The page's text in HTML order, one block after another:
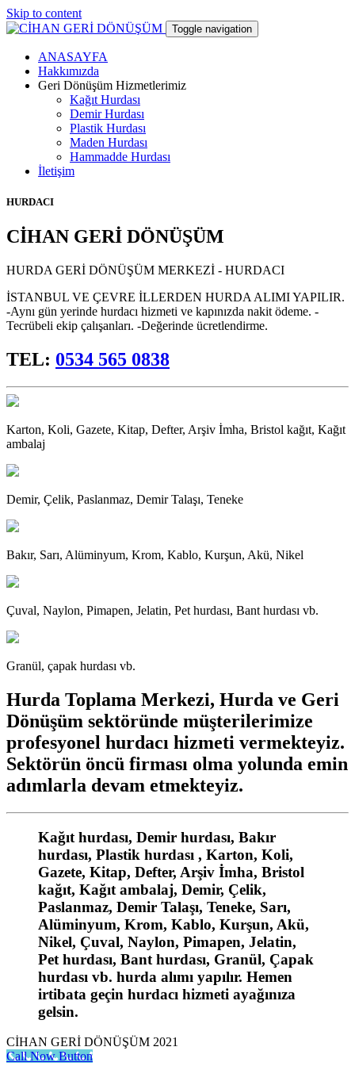
Skip to content
CİHAN GERİ DÖNÜŞÜM
Toggle navigation
ANASAYFA
Hakkımızda
Geri Dönüşüm Hizmetlerimiz
Kağıt Hurdası
Demir Hurdası
Plastik Hurdası
Maden Hurdası
Hammadde Hurdası
İletişim
HURDACI
CİHAN GERİ DÖNÜŞÜM
HURDA GERİ DÖNÜŞÜM MERKEZİ - HURDACI
İSTANBUL VE ÇEVRE İLLERDEN HURDA ALIMI YAPILIR.
-Aynı gün yerinde hurdacı hizmeti ve kapınızda nakit ödeme. -
Tecrübeli ekip çalışanları. -Değerinde ücretlendirme.
TEL: 0534 565 0838
Karton, Koli, Gazete, Kitap, Defter, Arşiv İmha, Bristol kağıt, Kağıt
ambalaj
Demir, Çelik, Paslanmaz, Demir Talaşı, Teneke
Bakır, Sarı, Alüminyum, Krom, Kablo, Kurşun, Akü, Nikel
Çuval, Naylon, Pimapen, Jelatin, Pet hurdası, Bant hurdası vb.
Granül, çapak hurdası vb.
Hurda Toplama Merkezi, Hurda ve Geri
Dönüşüm sektöründe müşterilerimize
profesyonel hurdacı hizmeti vermekteyiz.
Sektörün öncü firması olma yolunda emin
adımlarla devam etmekteyiz.
Kağıt hurdası, Demir hurdası, Bakır
hurdası, Plastik hurdası , Karton, Koli,
Gazete, Kitap, Defter, Arşiv İmha, Bristol
kağıt, Kağıt ambalaj, Demir, Çelik,
Paslanmaz, Demir Talaşı, Teneke, Sarı,
Alüminyum, Krom, Kablo, Kurşun, Akü,
Nikel, Çuval, Naylon, Pimapen, Jelatin,
Pet hurdası, Bant hurdası, Granül, Çapak
hurdası vb. hurda alımı yapılır. Hemen
irtibata geçin hurdacı hizmeti ayağınıza
gelsin.
CİHAN GERİ DÖNÜŞÜM 2021
Call Now Button